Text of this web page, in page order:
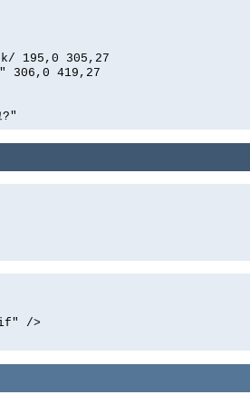
195,0 305,27
" 306,0 419,27
/>